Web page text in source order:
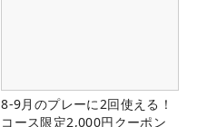
8-9月のプレーに2回使える！
コース限定2,000円クーポン